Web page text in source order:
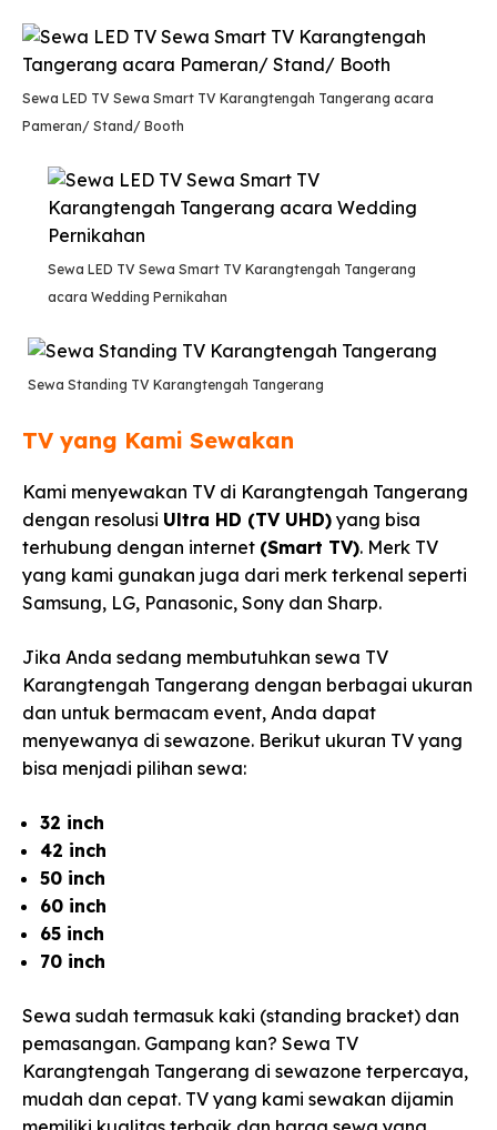
Sewa LED TV Sewa Smart TV Karangtengah Tangerang acara
Pameran/ Stand/ Booth
Sewa LED TV Sewa Smart TV Karangtengah Tangerang
acara Wedding Pernikahan
Sewa Standing TV Karangtengah Tangerang
TV yang Kami Sewakan
Kami menyewakan TV di Karangtengah Tangerang
dengan resolusi Ultra HD (TV UHD) yang bisa
terhubung dengan internet (Smart TV). Merk TV
yang kami gunakan juga dari merk terkenal seperti
Samsung, LG, Panasonic, Sony dan Sharp.
Jika Anda sedang membutuhkan sewa TV
Karangtengah Tangerang dengan berbagai ukuran
dan untuk bermacam event, Anda dapat
menyewanya di sewazone. Berikut ukuran TV yang
bisa menjadi pilihan sewa:
32 inch
42 inch
50 inch
60 inch
65 inch
70 inch
Sewa sudah termasuk kaki (standing bracket) dan
pemasangan. Gampang kan? Sewa TV
Karangtengah Tangerang di sewazone terpercaya,
mudah dan cepat. TV yang kami sewakan dijamin